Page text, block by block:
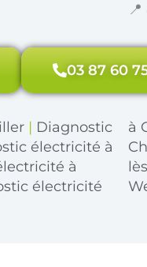
03 87 60
| Diagnostic
électricité à
à
électricité
à